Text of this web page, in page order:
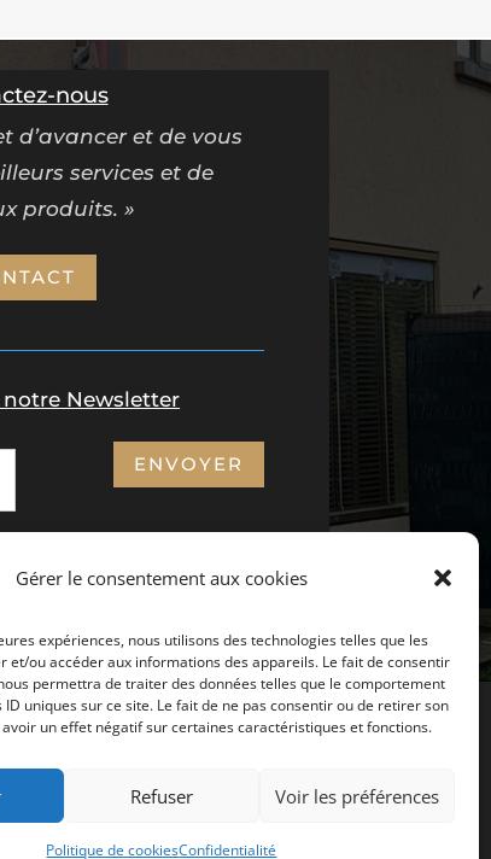
Gérer le consentement aux cookies
expériences, nous utilisons des technologies telles que les
et/ou accéder aux informations des appareils. Le fait de consentir
permettra de traiter des données telles que le comportement
uniques sur ce site. Le fait de ne pas consentir ou de retirer son
un effet négatif sur certaines caractéristiques et fonctions.
Refuser Voir les préférences
Politique de cookiesConfidentialité
nous
d’avancer et de vous
services et de
produits. »
Newsletter
ENVOYER
Tabac du Blosen